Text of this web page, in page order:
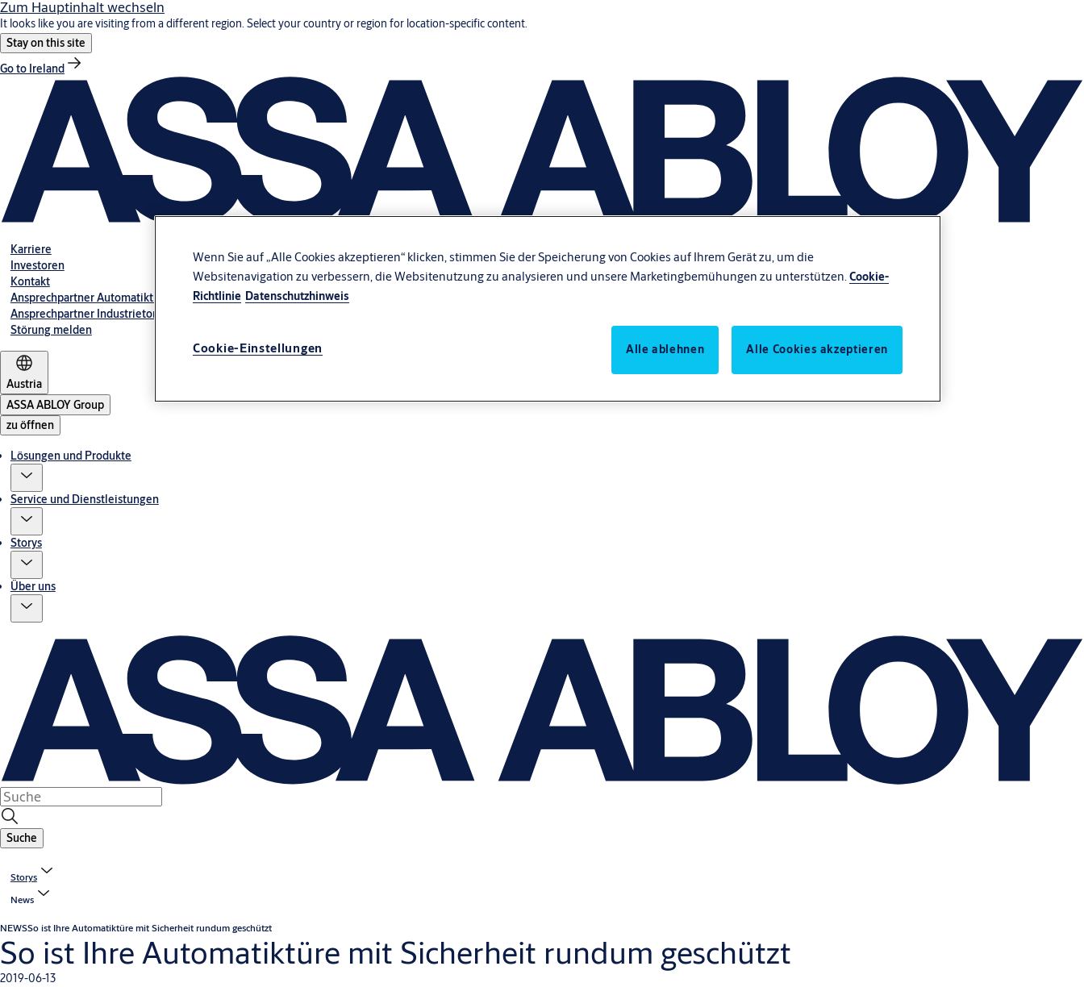
Zum Hauptinhalt wechseln
It looks like you are visiting from a different region. Select your country or region for location-specific content.
Stay on this site
Go to Ireland
Karriere
Investoren
Kontakt
Ansprechpartner Automatiktüren
Ansprechpartner Industrietore GmbH
Störung melden
Austria
ASSA ABLOY Group
zu öffnen
Lösungen und Produkte
Service und Dienstleistungen
Storys
Über uns
Suche
Storys
News
NEWSSo ist Ihre Automatiktüre mit Sicherheit rundum geschützt
So ist Ihre Automatiktüre mit Sicherheit rundum geschützt
2019-06-13
Wenn Sie auf „Alle Cookies akzeptieren“ klicken, stimmen Sie der Speicherung von Cookies auf Ihrem Gerät zu, um die
Websitenavigation zu verbessern, die Websitenutzung zu analysieren und unsere Marketingbemühungen zu unterstützen. Cookie-
Richtlinie Datenschutzhinweis
Cookie-Einstellungen Alle ablehnen Alle Cookies akzeptieren